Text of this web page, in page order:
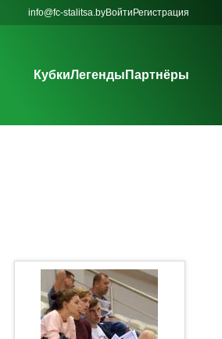
info@fc-stalitsa.byВойти Регистрация
КубкиЛегенды Партнёры